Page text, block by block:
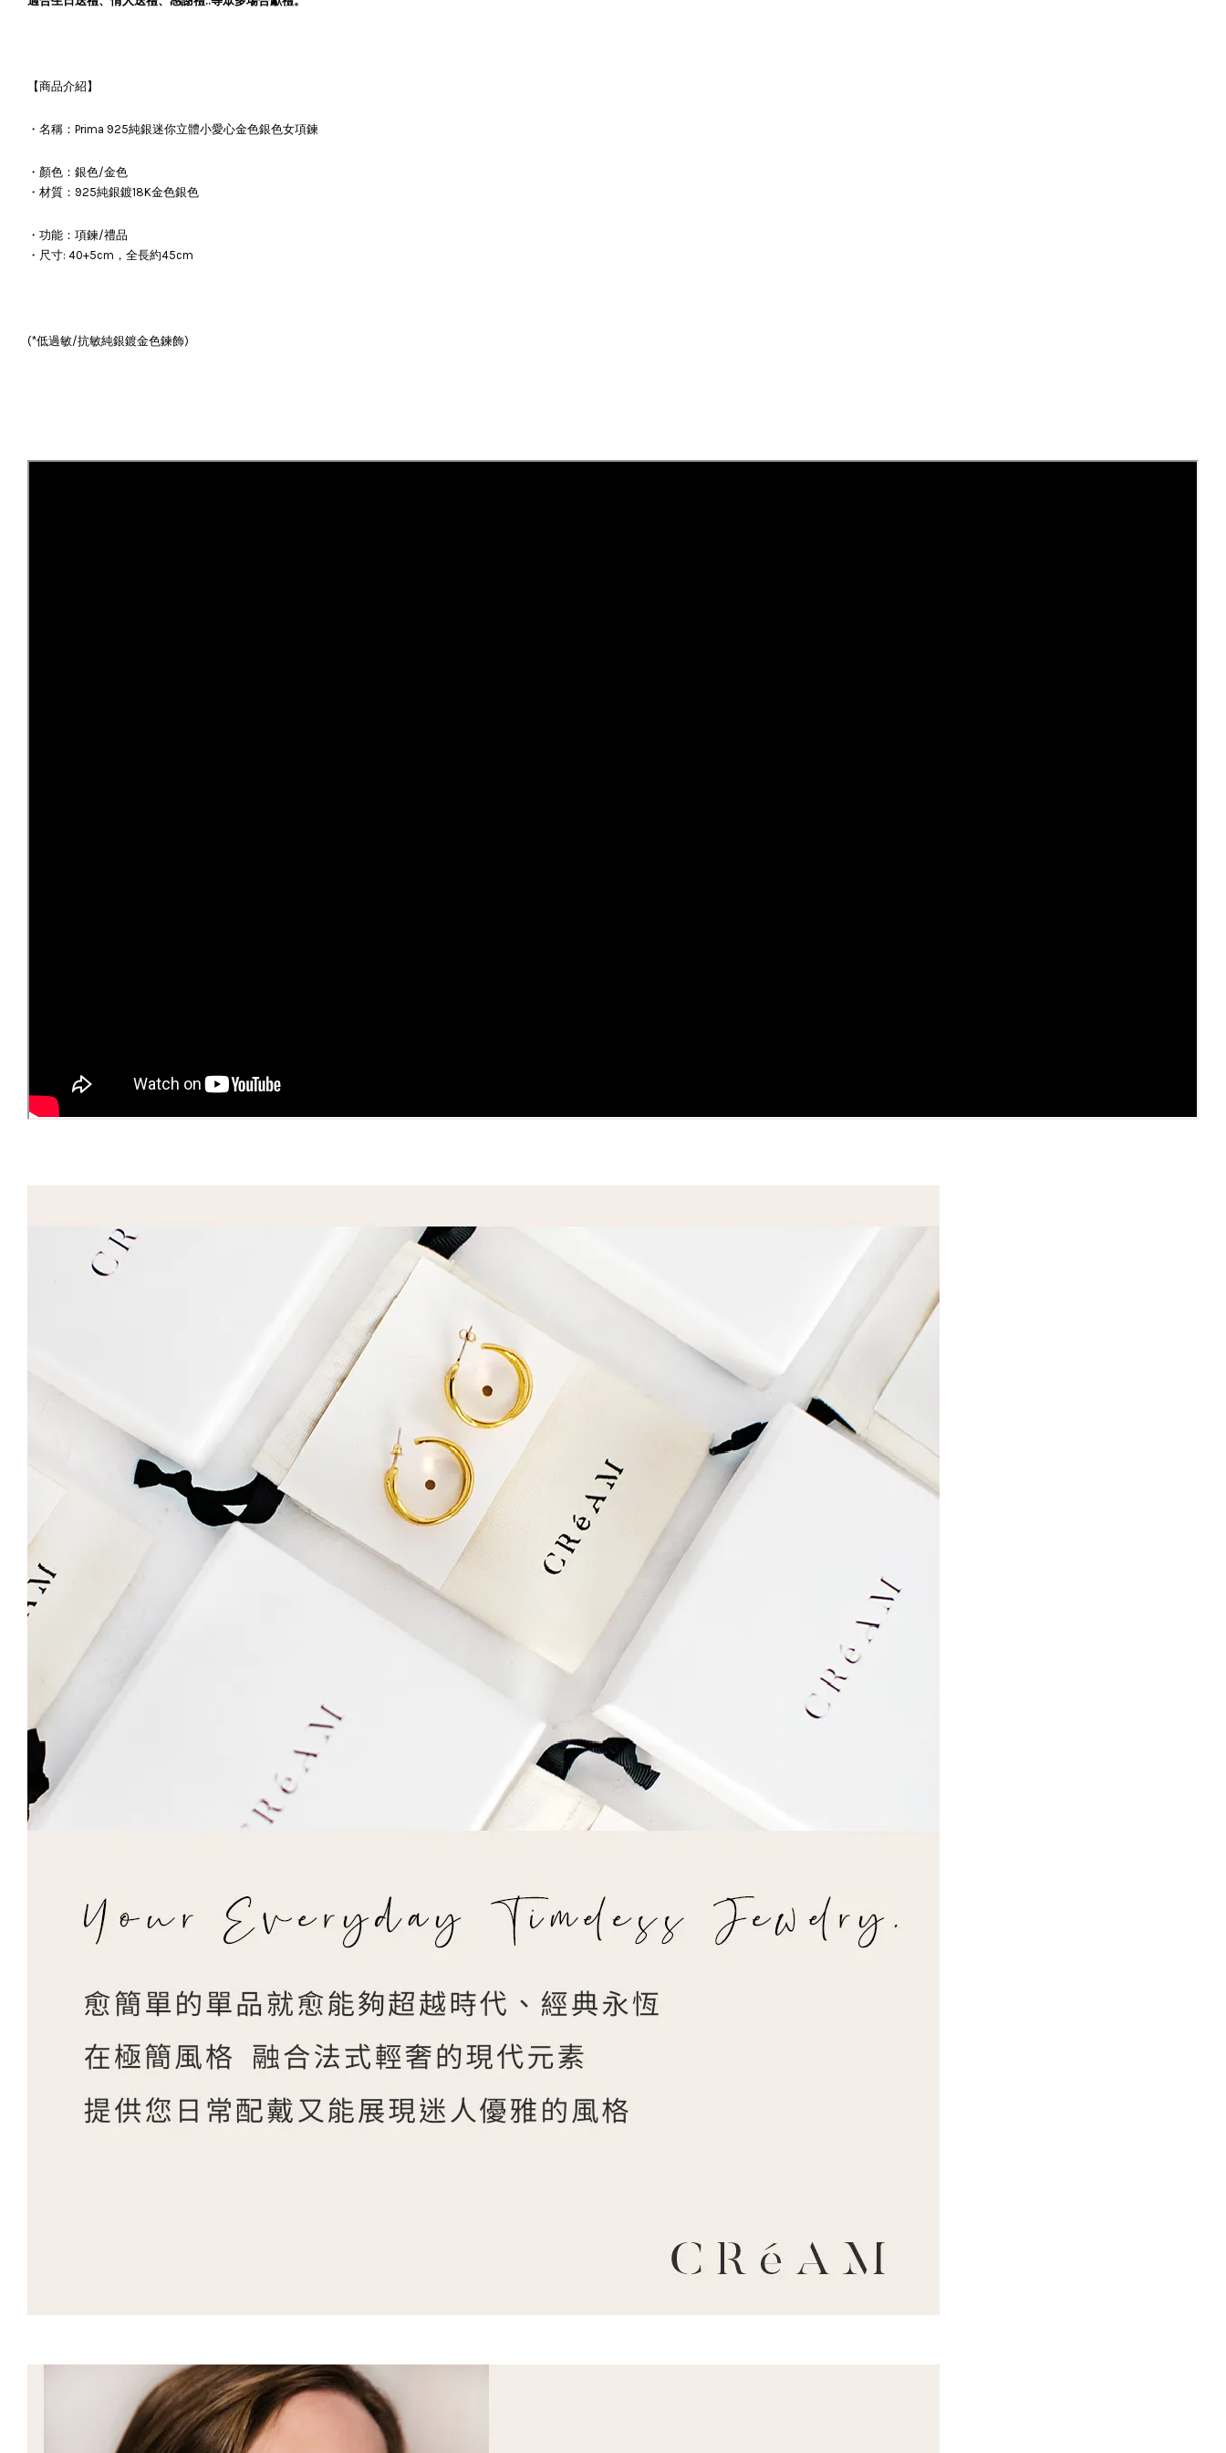
【商品介紹】
・名稱：Prima 925純銀迷你立體小愛心金色銀色女項鍊
・顏色：銀色/金色
・材質：925純銀鍍18K金色銀色
・功能：項鍊/禮品
・尺寸: 40+5cm，全長約45cm
(*低過敏/抗敏純銀鍍金色鍊飾)